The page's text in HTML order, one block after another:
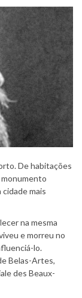
De habitações
mais
na mesma
e morreu no
lo.
Belas-Artes,
des Beaux-